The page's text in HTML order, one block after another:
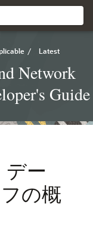
/ Latest
Network
Guide
ー
の概